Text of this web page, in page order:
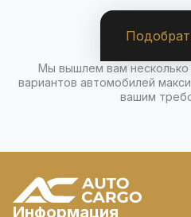
Мы вышлем вам несколько
вариантов автомобилей
вашим
Информация